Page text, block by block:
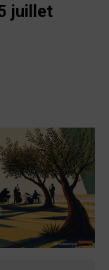
juillet